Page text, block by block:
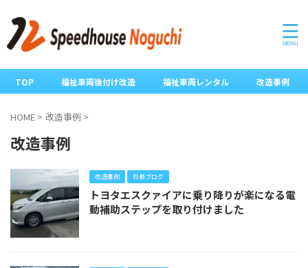
TOP 福祉車両後付け改造 福祉車両レンタル 改造事例
HOME > 改造事例 >
改造事例
改造事例 社長ブログ
トヨタエスクァイアに乗り降りが楽になる電
動補助ステップを取り付けました